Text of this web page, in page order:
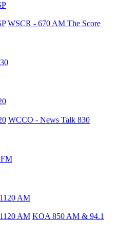
WSCR - 670 AM The Score
WCCO - News Talk 830
AM
AM KOA 850 AM & 94.1